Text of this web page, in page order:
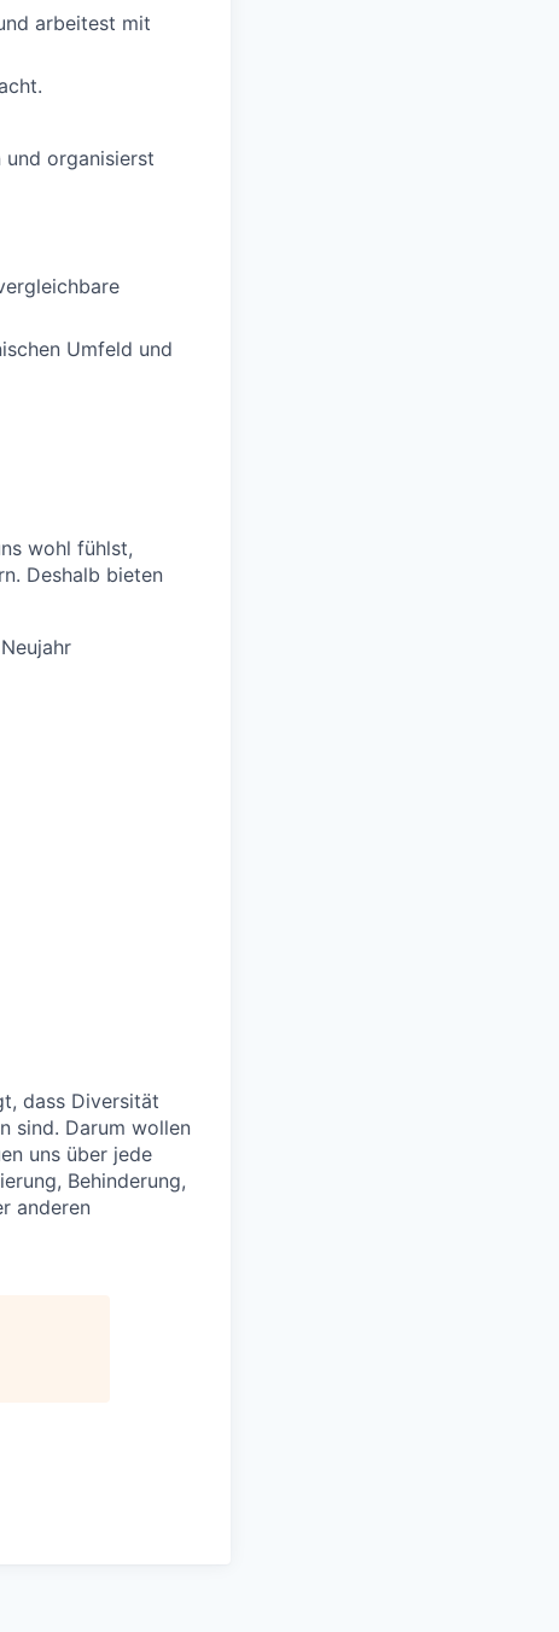
arbeitest mit
und organisierst
Umfeld und
wohl fühlst,
Deshalb bieten
dass Diversität
sind. Darum wollen
uns über jede
Behinderung,
anderen